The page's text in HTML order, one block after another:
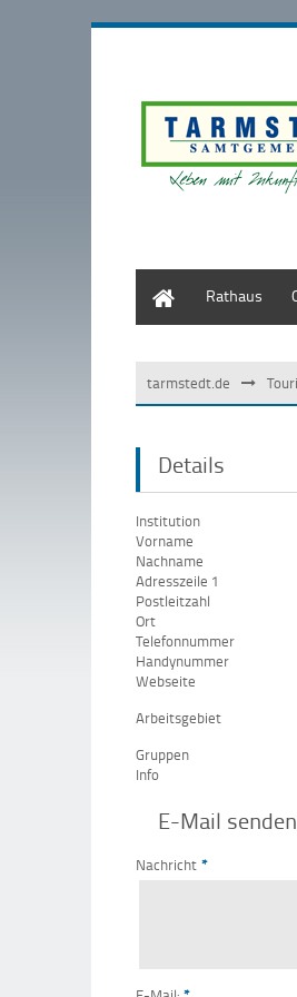
Rathaus
tarmstedt.de
Details
Institution
Vorname
Nachname
Adresszeile 1
Postleitzahl
Ort
Telefonnummer
Handynummer
Webseite
Arbeitsgebiet
Gruppen
Info
E-Mail senden
Nachricht *